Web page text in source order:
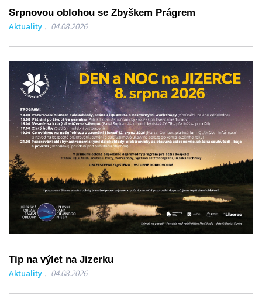
Srpnovou oblohou se Zbyškem Prágrem
Aktuality 04.08.2026
Tip na výlet na Jizerku
Aktuality 04.08.2026